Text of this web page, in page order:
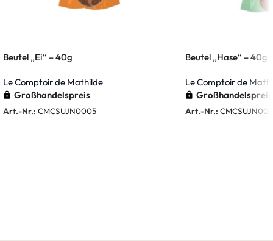
Beutel „Ei“ – 40g
Le Comptoir de Mathilde
Großhandelspreis
Art.-Nr.: CMCSUJN0005
Beutel „Hase“ – 40g
Le Comptoir de
Großhandelspreis
Art.-Nr.: